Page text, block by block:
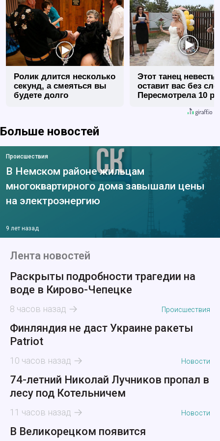
Ролик длится несколько
секунд, а смеяться вы
будете долго
Этот танец невесты
оставит вас без
Пересмотрела 10
Больше новостей
Происшествия
В Немском районе жильцам
многоквартирного дома завышали цены
на электроэнергию
9 лет назад
Лента новостей
Раскрыты подробности трагедии на
воде в Кирово-Чепецке
8 часов назад Происшествия
Финляндия не даст Украине ракеты
Patriot
10 часов назад Новости
74-летний Николай Лучников пропал в
лесу под Котельничем
11 часов назад Новости
В Великорецком появится